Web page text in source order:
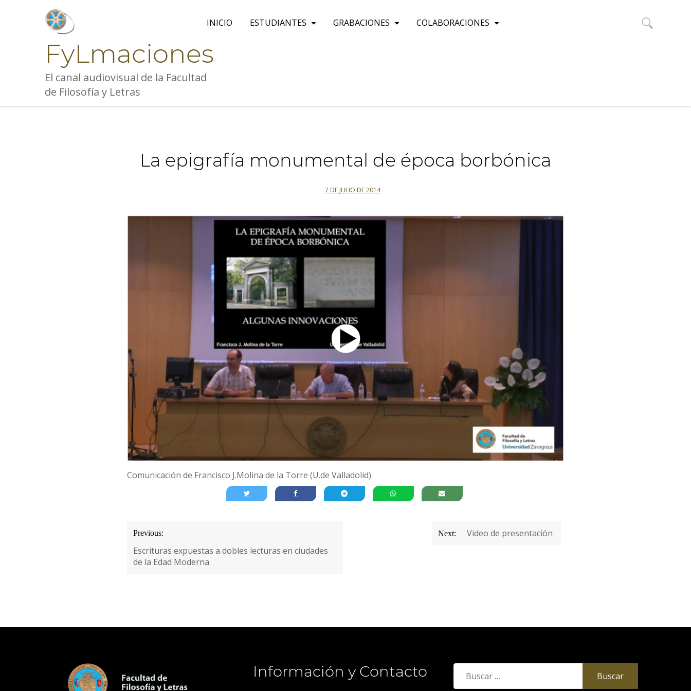
FyLmaciones
El canal audiovisual de la Facultad
de Filosofía y Letras
INICIO ESTUDIANTES GRABACIONES COLABORACIONES
La epigrafía monumental de época borbónica
7 DE JULIO DE 2014
Comunicación de Francisco J.Molina de la Torre (U.de Valladolid).
Navegación
de
entradas
Previous:
Escrituras expuestas a dobles lecturas en ciudades
de la Edad Moderna
Next: Video de presentación
Información y Contacto Buscar: